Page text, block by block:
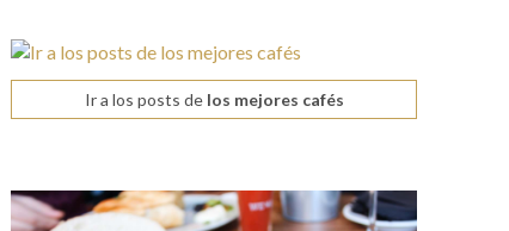
Ir a los posts delos mejores cafés